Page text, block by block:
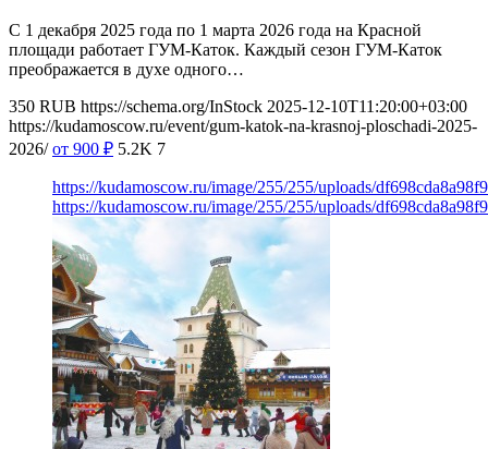
С 1 декабря 2025 года по 1 марта 2026 года на Красной
площади работает ГУМ-Каток. Каждый сезон ГУМ-Каток
преображается в духе одного…
350 RUB https://schema.org/InStock 2025-12-10T11:20:00+03:00
https://kudamoscow.ru/event/gum-katok-na-krasnoj-ploschadi-2025-
2026/ от 900 ₽ 5.2K 7
https://kudamoscow.ru/image/255/255/uploads/
https://kudamoscow.ru/image/255/255/uploads/